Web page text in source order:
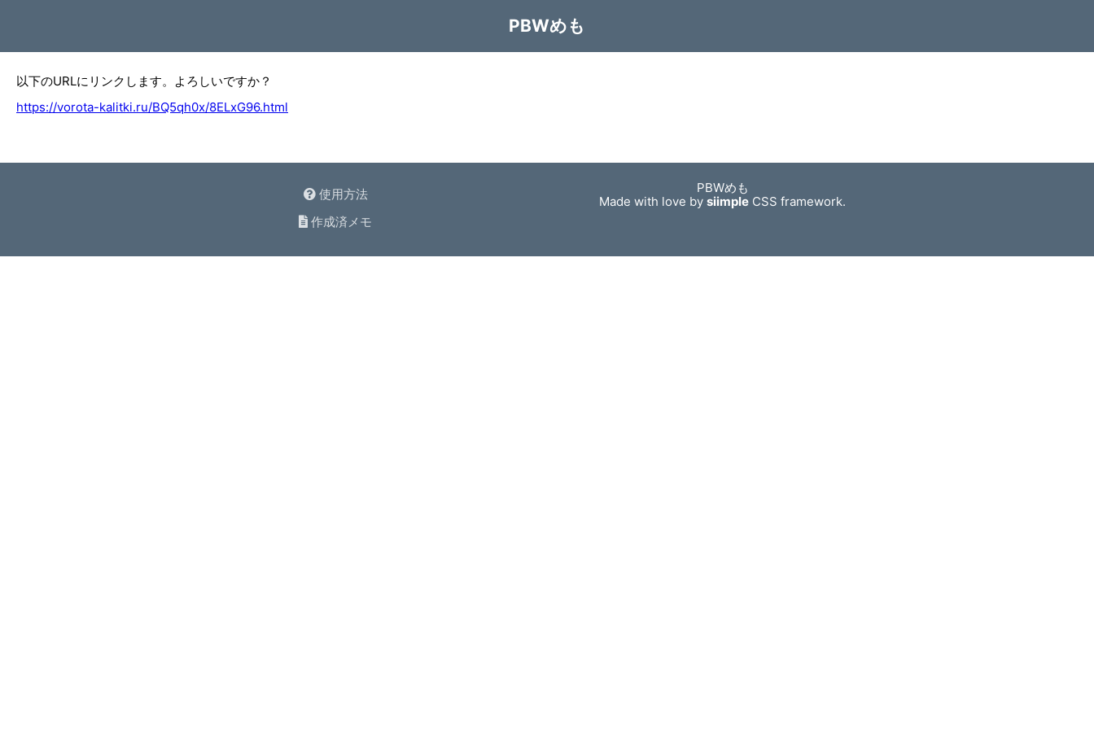
PBWめも
以下のURLにリンクします。よろしいですか？
https://vorota-kalitki.ru/BQ5qh0x/8ELxG96.html
使用方法
作成済メモ
PBWめも
Made with love bysiimple CSS framework.